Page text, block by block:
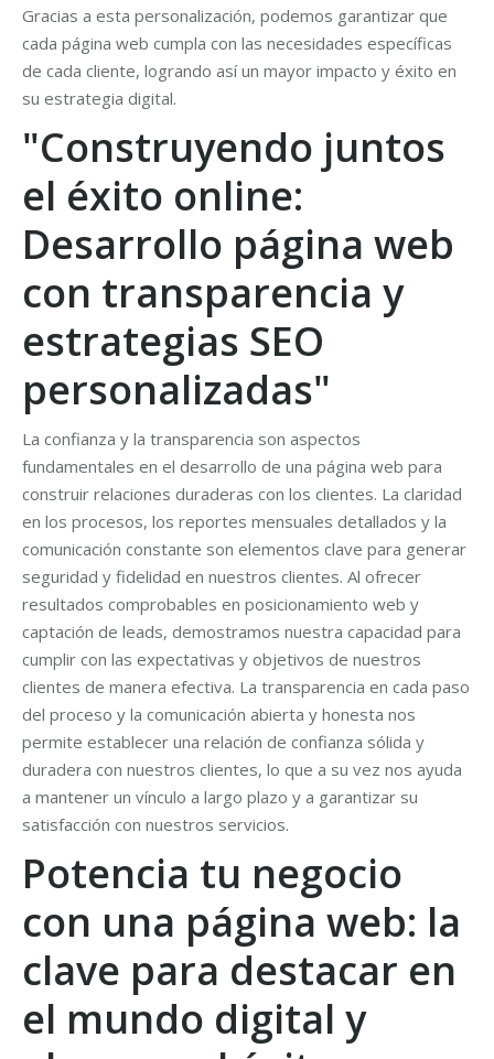
Gracias a esta personalización, podemos garantizar que
cada página web cumpla con las necesidades específicas
de cada cliente, logrando así un mayor impacto y éxito en
su estrategia digital.
"Construyendo juntos
el éxito online:
Desarrollo página web
con transparencia y
estrategias SEO
personalizadas"
La confianza y la transparencia son aspectos
fundamentales en el desarrollo de una página web para
construir relaciones duraderas con los clientes. La claridad
en los procesos, los reportes mensuales detallados y la
comunicación constante son elementos clave para generar
seguridad y fidelidad en nuestros clientes. Al ofrecer
resultados comprobables en posicionamiento web y
captación de leads, demostramos nuestra capacidad para
cumplir con las expectativas y objetivos de nuestros
clientes de manera efectiva. La transparencia en cada paso
del proceso y la comunicación abierta y honesta nos
permite establecer una relación de confianza sólida y
duradera con nuestros clientes, lo que a su vez nos ayuda
a mantener un vínculo a largo plazo y a garantizar su
satisfacción con nuestros servicios.
Potencia tu negocio
con una página web: la
clave para destacar en
el mundo digital y